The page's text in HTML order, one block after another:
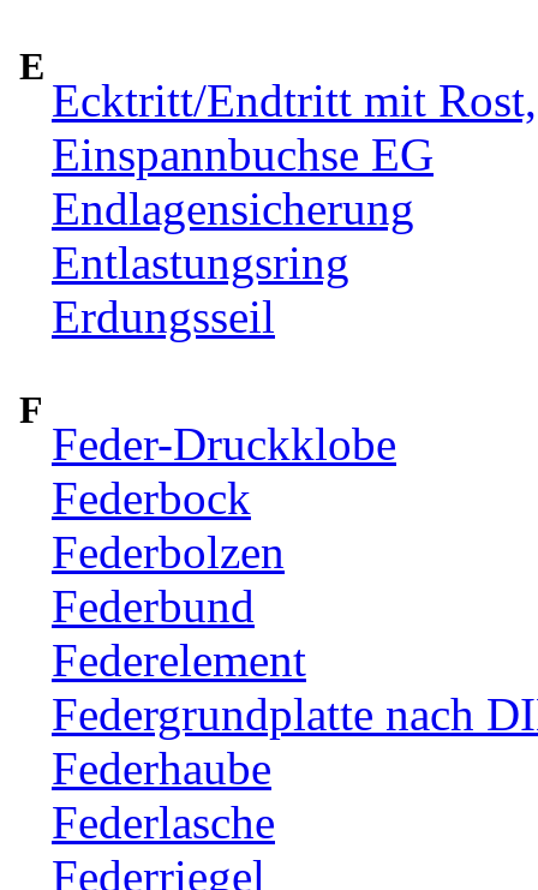
E
Ecktritt/Endtritt mit
Einspannbuchse EG
Endlagensicherung
Entlastungsring
Erdungsseil
F
Feder-Druckklobe
Federbock
Federbolzen
Federbund
Federelement
Federgrundplatte nach
Federhaube
Federlasche
Federriegel